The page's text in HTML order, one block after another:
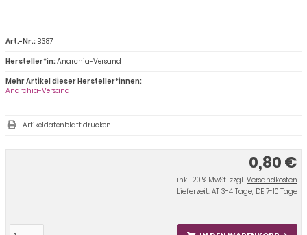
0,80 €
inkl. 20 % MwSt. zzgl. Versandkosten
Lieferzeit: AT 3-4 Tage, DE 7-10 Tage
Art.-Nr.: B387
Hersteller*in:Anarchia-Versand
Mehr Artikel dieser Hersteller*innen:
Anarchia-Versand
Artikeldatenblatt drucken